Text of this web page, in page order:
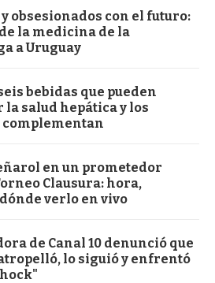
y obsesionados con el futuro:
la medicina de la
a Uruguay
bebidas que pueden
la salud hepática y los
complementan
en un prometedor
Clausura: hora,
verlo en vivo
de Canal 10 denunció que
lo siguió y enfrentó